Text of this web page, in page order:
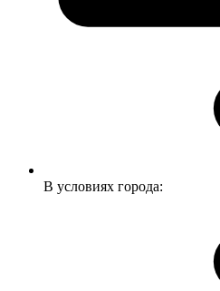
В условиях города: